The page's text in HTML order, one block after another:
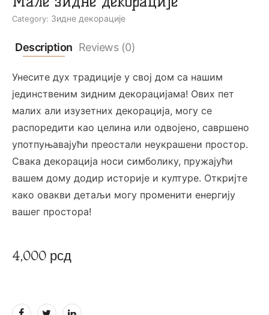
Category: Зидне декорације
Description Reviews (0)
Унесите дух традиције у свој дом са нашим
јединственим зидним декорацијама! Ових пет
малих али изузетних декорација, могу се
распоредити као целина или одвојено, савршено
употпуњавајући преостали неукрашени простор.
Свака декорација носи симболику, пружајући
вашем дому додир историје и културе. Откријте
како овакви детаљи могу променити енергију
вашег простора!
4,000 рсд